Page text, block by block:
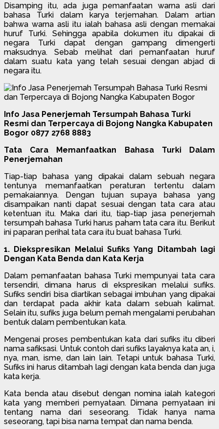
Disamping itu, ada juga pemanfaatan warna asli dari
bahasa Turki dalam karya terjemahan. Dalam artian
bahwa warna asli itu ialah bahasa asli dengan memakai
huruf Turki. Sehingga apabila dokumen itu dipakai di
negara Turki dapat dengan gampang dimengerti
maksudnya. Sebab melihat dari pemanfaatan huruf
dalam suatu kata yang telah sesuai dengan abjad di
negara itu.
Info Jasa Penerjemah Tersumpah Bahasa Turki
Resmi dan Terpercaya di Bojong Nangka Kabupaten
Bogor 0877 2768 8883
Tata Cara Memanfaatkan Bahasa Turki Dalam
Penerjemahan
Tiap-tiap bahasa yang dipakai dalam sebuah negara
tentunya memanfaatkan peraturan tertentu dalam
pemakaiannya. Dengan tujuan supaya bahasa yang
disampaikan nanti dapat sesuai dengan tata cara atau
ketentuan itu. Maka dari itu, tiap-tiap jasa penerjemah
tersumpah bahasa Turki harus paham tata cara itu. Berikut
ini paparan perihal tata cara itu buat bahasa Turki.
1. Diekspresikan Melalui Sufiks Yang Ditambah lagi
Dengan Kata Benda dan Kata Kerja
Dalam pemanfaatan bahasa Turki mempunyai tata cara
tersendiri, dimana harus di ekspresikan melalui sufiks.
Sufiks sendiri bisa diartikan sebagai imbuhan yang dipakai
dan terdapat pada akhir kata dalam sebuah kalimat.
Selain itu, sufiks juga belum pernah mengalami perubahan
bentuk dalam pembentukan kata.
Mengenai proses pembentukan kata dari sufiks itu diberi
nama safiksasi. Untuk contoh dari sufiks layaknya kata an, i,
nya, man, isme, dan lain lain. Tetapi untuk bahasa Turki,
Sufiks ini harus ditambah lagi dengan kata benda dan juga
kata kerja.
Kata benda atau disebut dengan nomina ialah kategori
kata yang memberi pernyataan. Dimana pernyataan ini
tentang nama dari seseorang. Tidak hanya nama
seseorang, tapi bisa nama tempat dan nama benda.